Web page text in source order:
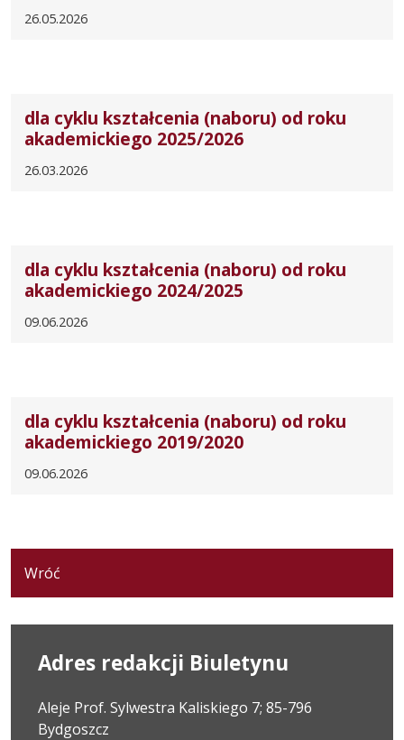
26.05.2026
dla cyklu kształcenia (naboru) od roku
akademickiego 2025/2026
26.03.2026
dla cyklu kształcenia (naboru) od roku
akademickiego 2024/2025
09.06.2026
dla cyklu kształcenia (naboru) od roku
akademickiego 2019/2020
09.06.2026
Wróć
Adres redakcji Biuletynu
Aleje Prof. Sylwestra Kaliskiego 7; 85-796
Bydgoszcz